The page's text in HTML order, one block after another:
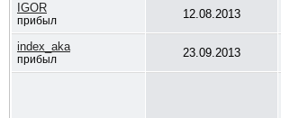
IGOR
прибыл 12.08.2013
index_aka
прибыл 23.09.2013